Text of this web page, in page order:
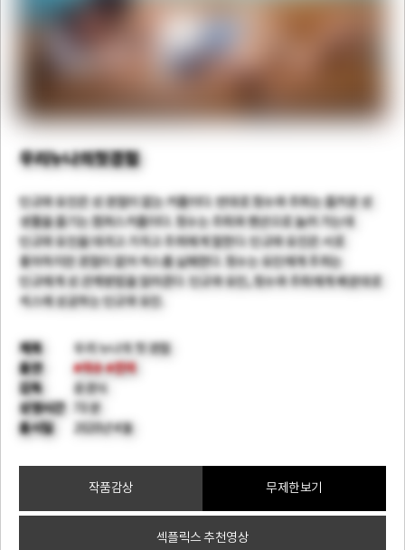
우리누나의첫경험
민규와 유진은 성 경험이 없는 커플이다. 반대로 정수와 주희는 즐거운 성
생활을 즐기는 캠퍼스커플이다. 정수는 주희와 펜션으로 놀러 가는데
민규와 유진을 데리고 가자고 주희에게 말한다. 민규와 유진은 서로
좋아하지만 경험이 없어 섹스를 실패한다. 정수는 유진에게 주희는
민규에게 성 관계방법을 알려준다. 민규와 유진, 정수와 주희에게 배운대로
섹스에 성공하는 민규와 유진.
제목 우리 누나의 첫 경험
출연 #이수#진이
감독
윤경식
상영시간 70 분
출시일 2020년 4월
작품감상 무제한보기
섹플릭스 추천영상